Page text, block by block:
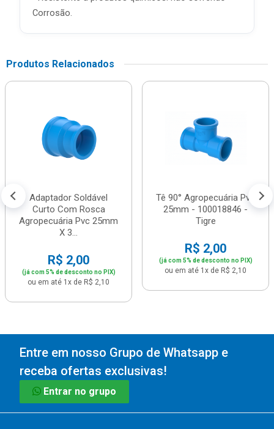
Corrosão.
Produtos Relacionados
Adaptador Soldável
Curto Com Rosca
Agropecuária Pvc 25mm
X 3...
R$ 2,00
(já com 5% de desconto no PIX)
ou em até 1x de R$ 2,10
Tê 90° Agropecuária Pvc
25mm - 100018846 -
Tigre
R$ 2,00
(já com 5% de desconto no PIX)
ou em até 1x de R$ 2,10
Entre em nosso Grupo de Whatsapp e
receba ofertas exclusivas!
Entrar no grupo